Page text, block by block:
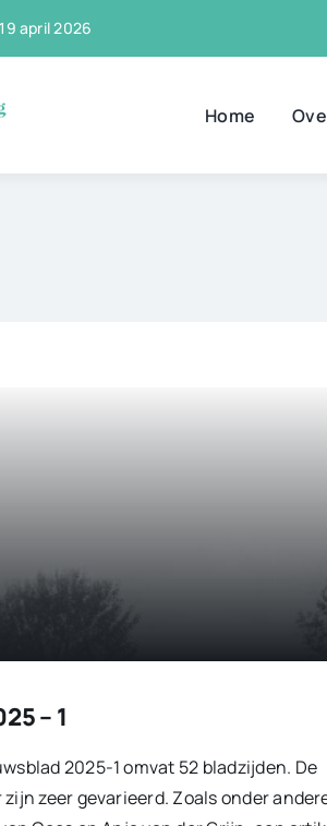
april 2026
Home
– 1
2025-1 omvat 52 bladzijden. De
zeer gevarieerd. Zoals onder